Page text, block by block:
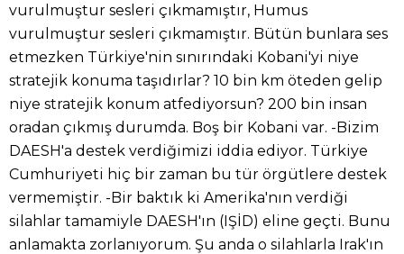
vurulmuştur sesleri çıkmamıştır, Humus
vurulmuştur sesleri çıkmamıştır. Bütün bunlara ses
etmezken Türkiye'nin sınırındaki Kobani'yi niye
stratejik konuma taşıdırlar? 10 bin km öteden gelip
niye stratejik konum atfediyorsun? 200 bin insan
oradan çıkmış durumda. Boş bir Kobani var. -Bizim
DAESH'a destek verdiğimizi iddia ediyor. Türkiye
Cumhuriyeti hiç bir zaman bu tür örgütlere destek
vermemiştir. -Bir baktık ki Amerika'nın verdiği
silahlar tamamiyle DAESH'ın (IŞİD) eline geçti. Bunu
anlamakta zorlanıyorum. Şu anda o silahlarla Irak'ın